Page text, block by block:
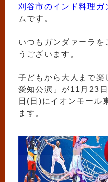
刈谷市のインド料理ガ
ムです。
いつもガンダァーラを
うございます。
子どもから大人まで楽
愛知公演」が11月23
日(日)にイオンモール
ます。